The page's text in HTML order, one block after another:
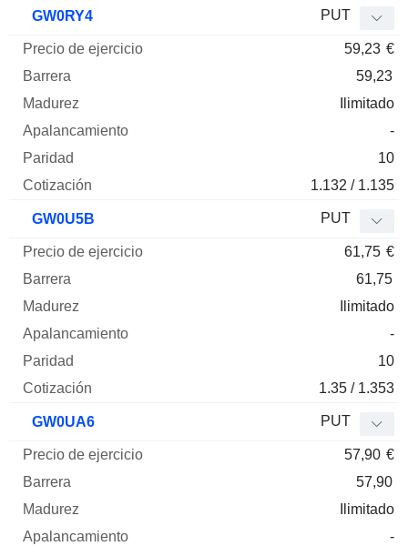
GW0RY4 PUT
59,23 €
59,23
Ilimitado
-
10
1.132 / 1.135
GW0U5B PUT
61,75 €
61,75
Ilimitado
-
10
1.35 / 1.353
GW0UA6 PUT
57,90 €
57,90
Ilimitado
-